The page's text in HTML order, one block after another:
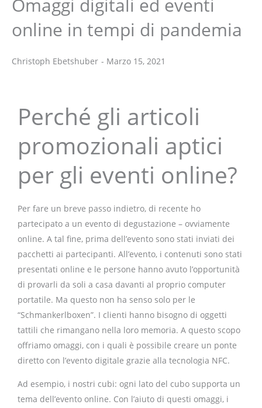
Omaggi digitali ed eventi
online in tempi di pandemia
Christoph Ebetshuber - Marzo 15, 2021
Perché gli articoli
promozionali aptici
per gli eventi online?
Per fare un breve passo indietro, di recente ho
partecipato a un evento di degustazione – ovviamente
online. A tal fine, prima dell’evento sono stati inviati dei
pacchetti ai partecipanti. All’evento, i contenuti sono stati
presentati online e le persone hanno avuto l’opportunità
di provarli da soli a casa davanti al proprio computer
portatile. Ma questo non ha senso solo per le
“Schmankerlboxen”. I clienti hanno bisogno di oggetti
tattili che rimangano nella loro memoria. A questo scopo
offriamo omaggi, con i quali è possibile creare un ponte
diretto con l’evento digitale grazie alla tecnologia NFC.
Ad esempio, i nostri cubi: ogni lato del cubo supporta un
tema dell’evento online. Con l’aiuto di questi omaggi, i